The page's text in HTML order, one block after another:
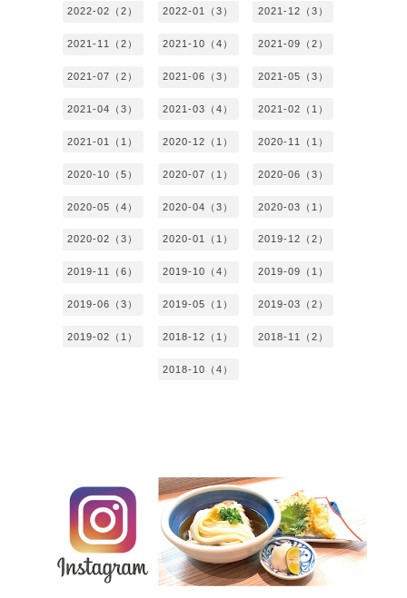
2022-02（2） 2022-01（3） 2021-12（3）
2021-11（2） 2021-10（4） 2021-09（2）
2021-07（2） 2021-06（3） 2021-05（3）
2021-04（3） 2021-03（4） 2021-02（1）
2021-01（1） 2020-12（1） 2020-11（1）
2020-10（5） 2020-07（1） 2020-06（3）
2020-05（4） 2020-04（3） 2020-03（1）
2020-02（3） 2020-01（1） 2019-12（2）
2019-11（6） 2019-10（4） 2019-09（1）
2019-06（3） 2019-05（1） 2019-03（2）
2019-02（1） 2018-12（1） 2018-11（2）
2018-10（4）